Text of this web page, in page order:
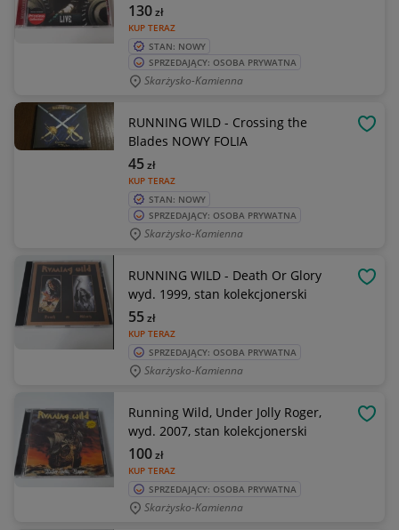
KUP TERAZ
130zł
STAN: NOWY
SPRZEDAJĄCY: OSOBA PRYWATNA
Skarżysko-Kamienna
RUNNING WILD - Crossing the
Blades NOWY FOLIA
KUP TERAZ
45zł
STAN: NOWY
SPRZEDAJĄCY: OSOBA PRYWATNA
Skarżysko-Kamienna
RUNNING WILD - Death Or Glory
wyd. 1999, stan kolekcjonerski
KUP TERAZ
55zł
SPRZEDAJĄCY: OSOBA PRYWATNA
Skarżysko-Kamienna
Running Wild, Under Jolly Roger,
wyd. 2007, stan kolekcjonerski
KUP TERAZ
100zł
SPRZEDAJĄCY: OSOBA PRYWATNA
Skarżysko-Kamienna